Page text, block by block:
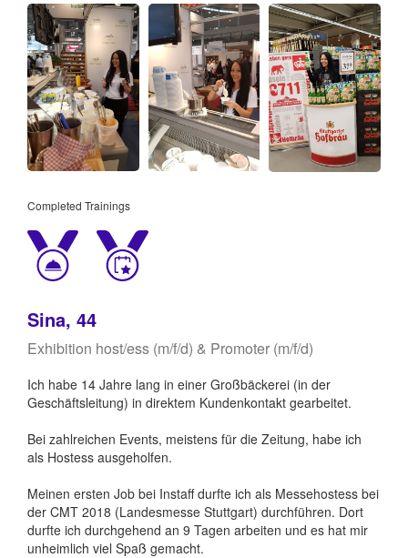
Completed Trainings
Sina, 44
Exhibition host/ess (m/f/d) & Promoter (m/f/d)
Ich habe 14 Jahre lang in einer Großbäckerei (in der
Geschäftsleitung) in direktem Kundenkontakt gearbeitet.
Bei zahlreichen Events, meistens für die Zeitung, habe ich
als Hostess ausgeholfen.
Meinen ersten Job bei Instaff durfte ich als Messehostess bei
der CMT 2018 (Landesmesse Stuttgart) durchführen. Dort
durfte ich durchgehend an 9 Tagen arbeiten und es hat mir
unheimlich viel Spaß gemacht.